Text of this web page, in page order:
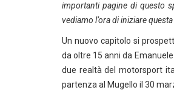
importanti pagine di questo
vediamo l’ora di iniziare
Un nuovo capitolo si
da oltre 15 anni da
due realtà del motorsport
partenza al Mugello il 30